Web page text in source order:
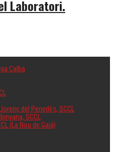
Laboratori.
Calba
del Penedès, SCCL
SCCL
(La Nou de Gaià)